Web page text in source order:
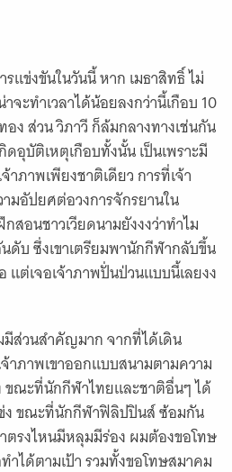
แข่งขันในวันนี้ หาก เมธาสิทธิ์ ไม่
จะทำเวลาได้น้อยลงกว่านี้เกือบ 10
ง ส่วน วิภาวี ก็ล้มกลางทางเช่นกัน
อุบัติเหตุเกือบทั้งนั้น เป็นเพราะมี
าภาพเพียงชาติเดียว การที่เจ้า
มอัปยศต่อวงการจักรยานใน
สอนชาวเวียดนามยังงงว่าทำไม
ดับ ซึ่งเขาเตรียมพานักกีฬากลับขึ้น
แต่เจอเจ้าภาพปั่นป่วนแบบนี้เลยงง
ส่วนสำคัญมาก จากที่ได้เดิน
จ้าภาพเขาออกแบบสนามตามความ
ขณะที่นักกีฬาไทยและชาติอื่นๆ ได้
ง ขณะที่นักกีฬาฟิลิปปินส์ ซ้อมกัน
ตรงไหนมีหลุมมีร่อง ผมต้องขอโทษ
ำได้ตามเป้า รวมทั้งขอโทษสมาคม